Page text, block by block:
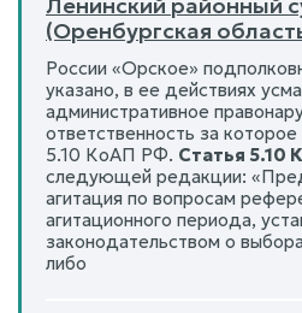
(Оренбургская
России «Орское»
указано, в ее действиях
административное
ответственность за
5.10 КоАП РФ. Статья 5.10
следующей редакции:
агитация по вопросам
агитационного периода,
законодательством о
либо